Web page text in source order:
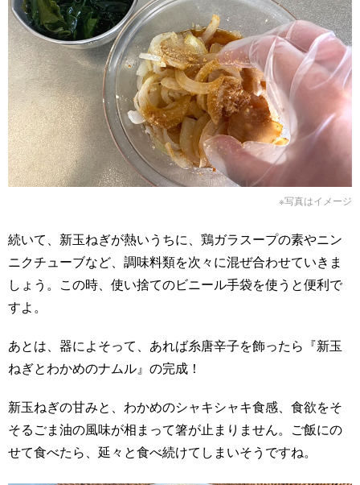
※写真はイメージ
続いて、新玉ねぎが熱いうちに、鶏ガラスープの素やニン
ニクチューブなど、調味料類を次々に混ぜ合わせていきま
しょう。この時、使い捨てのビニール手袋を使うと便利で
すよ。
あとは、器によそって、あれば糸唐辛子を飾ったら『新玉
ねぎとわかめのナムル』の完成！
新玉ねぎの甘みと、わかめのシャキシャキ食感、食欲をそ
そるごま油の風味が相まって箸が止まりません。ご飯にの
せて食べたら、延々と食べ続けてしまいそうですね。